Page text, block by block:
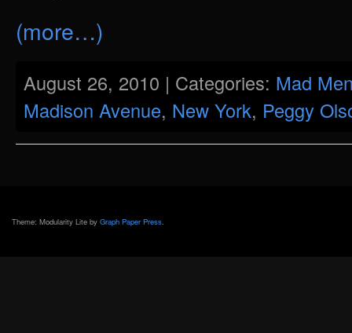
(more…)
August 26, 2010 | Categories: Mad
Madison Avenue, New York, Peggy
Theme: Modularity Lite by Graph Paper Press.